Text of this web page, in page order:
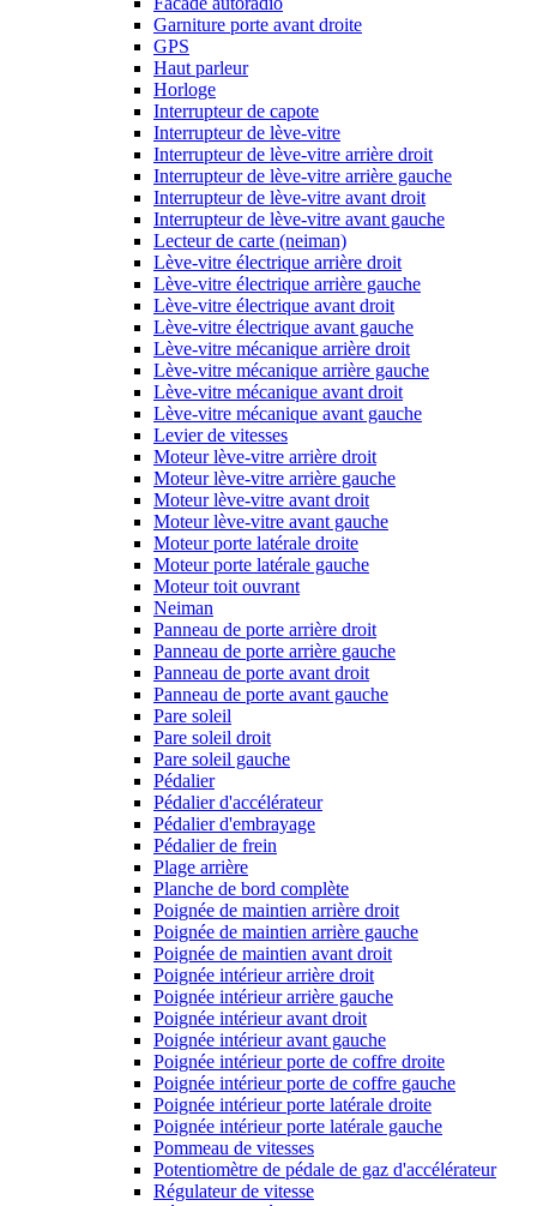
Garniture porte avant droite
GPS
Haut parleur
Horloge
Interrupteur de capote
Interrupteur de lève-vitre
Interrupteur de lève-vitre arrière droit
Interrupteur de lève-vitre arrière gauche
Interrupteur de lève-vitre avant droit
Interrupteur de lève-vitre avant gauche
Lecteur de carte (neiman)
Lève-vitre électrique arrière droit
Lève-vitre électrique arrière gauche
Lève-vitre électrique avant droit
Lève-vitre électrique avant gauche
Lève-vitre mécanique arrière droit
Lève-vitre mécanique arrière gauche
Lève-vitre mécanique avant droit
Lève-vitre mécanique avant gauche
Levier de vitesses
Moteur lève-vitre arrière droit
Moteur lève-vitre arrière gauche
Moteur lève-vitre avant droit
Moteur lève-vitre avant gauche
Moteur porte latérale droite
Moteur porte latérale gauche
Moteur toit ouvrant
Neiman
Panneau de porte arrière droit
Panneau de porte arrière gauche
Panneau de porte avant droit
Panneau de porte avant gauche
Pare soleil
Pare soleil droit
Pare soleil gauche
Pédalier
Pédalier d'accélérateur
Pédalier d'embrayage
Pédalier de frein
Plage arrière
Planche de bord complète
Poignée de maintien arrière droit
Poignée de maintien arrière gauche
Poignée de maintien avant droit
Poignée intérieur arrière droit
Poignée intérieur arrière gauche
Poignée intérieur avant droit
Poignée intérieur avant gauche
Poignée intérieur porte de coffre droite
Poignée intérieur porte de coffre gauche
Poignée intérieur porte latérale droite
Poignée intérieur porte latérale gauche
Pommeau de vitesses
Potentiomètre de pédale de gaz d'accélérateur
Régulateur de vitesse